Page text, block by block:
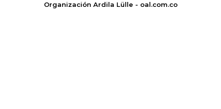
Organización Ardila Lülle - oal.com.co